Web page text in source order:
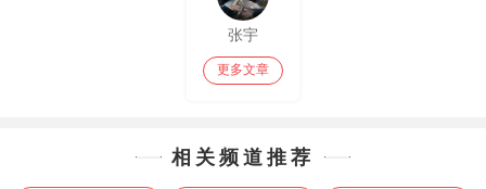
张宇
更多文章
相关频道推荐